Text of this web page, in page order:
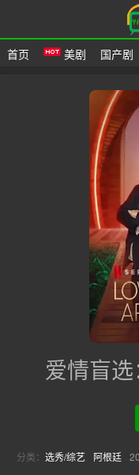
首页 美剧 国产剧
爱情盲
分类： 选秀/综艺 阿根廷